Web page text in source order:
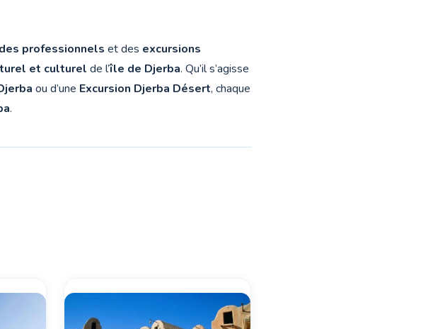
professionnels et des excursions
et culturel de l’île de Djerba. Qu’il s’agisse
ou d’une Excursion Djerba Désert, chaque
.